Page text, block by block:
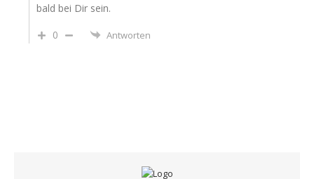
bald bei Dir sein.
0
Antworten